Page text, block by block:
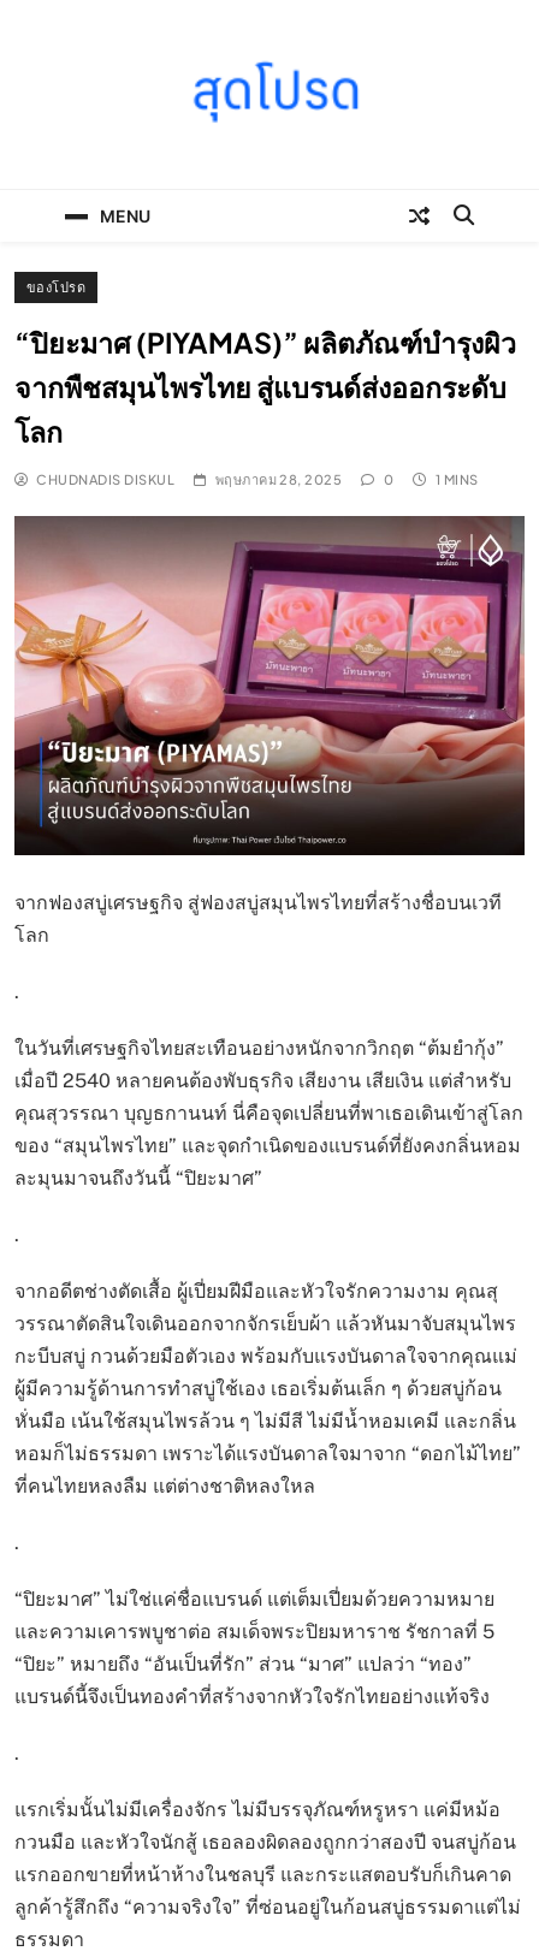
MENU
ของโปรด
“ปิยะมาศ (PIYAMAS)” ผลิตภัณฑ์บำรุงผิว
จากพืชสมุนไพรไทย สู่แบรนด์ส่งออกระดับ
โลก
CHUDNADIS DISKUL พฤษภาคม 28, 2025 0 1 MINS
จากฟองสบู่เศรษฐกิจ สู่ฟองสบู่สมุนไพรไทยที่สร้างชื่อบนเวที
โลก
.
ในวันที่เศรษฐกิจไทยสะเทือนอย่างหนักจากวิกฤต “ต้มยำกุ้ง”
เมื่อปี 2540 หลายคนต้องพับธุรกิจ เสียงาน เสียเงิน แต่สำหรับ
คุณสุวรรณา บุญธกานนท์ นี่คือจุดเปลี่ยนที่พาเธอเดินเข้าสู่โลก
ของ “สมุนไพรไทย” และจุดกำเนิดของแบรนด์ที่ยังคงกลิ่นหอม
ละมุนมาจนถึงวันนี้ “ปิยะมาศ”
.
จากอดีตช่างตัดเสื้อ ผู้เปี่ยมฝีมือและหัวใจรักความงาม คุณสุ
วรรณาตัดสินใจเดินออกจากจักรเย็บผ้า แล้วหันมาจับสมุนไพร
กะบีบสบู่ กวนด้วยมือตัวเอง พร้อมกับแรงบันดาลใจจากคุณแม่
ผู้มีความรู้ด้านการทำสบู่ใช้เอง เธอเริ่มต้นเล็ก ๆ ด้วยสบู่ก้อน
หั่นมือ เน้นใช้สมุนไพรล้วน ๆ ไม่มีสี ไม่มีน้ำหอมเคมี และกลิ่น
หอมก็ไม่ธรรมดา เพราะได้แรงบันดาลใจมาจาก “ดอกไม้ไทย”
ที่คนไทยหลงลืม แต่ต่างชาติหลงใหล
.
“ปิยะมาศ” ไม่ใช่แค่ชื่อแบรนด์ แต่เต็มเปี่ยมด้วยความหมาย
และความเคารพบูชาต่อ สมเด็จพระปิยมหาราช รัชกาลที่ 5
“ปิยะ” หมายถึง “อันเป็นที่รัก” ส่วน “มาศ” แปลว่า “ทอง”
แบรนด์นี้จึงเป็นทองคำที่สร้างจากหัวใจรักไทยอย่างแท้จริง
.
แรกเริ่มนั้นไม่มีเครื่องจักร ไม่มีบรรจุภัณฑ์หรูหรา แค่มีหม้อ
กวนมือ และหัวใจนักสู้ เธอลองผิดลองถูกกว่าสองปี จนสบู่ก้อน
แรกออกขายที่หน้าห้างในชลบุรี และกระแสตอบรับก็เกินคาด
ลูกค้ารู้สึกถึง “ความจริงใจ” ที่ซ่อนอยู่ในก้อนสบู่ธรรมดาแต่ไม่
ธรรมดา